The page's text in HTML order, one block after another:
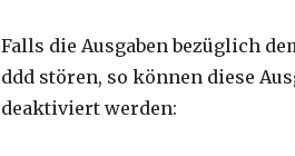
Falls die Ausgaben bezüglich
ddd stören, so können diese
deaktiviert werden: